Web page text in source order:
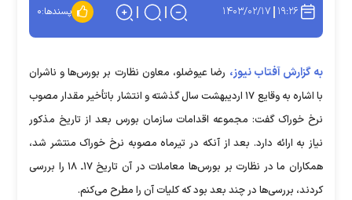
۱۹:۲۶ ۱۴۰۳/۰۲/۱۷ پسندها:۰
به گزارش آفتاب نیوز، رضا عیوضلو، معاون نظارت بر بورس‌ها و ناشران
با اشاره به وقایع ۱۷ اردیبهشت سال گذشته و انتشار باتأخیر مقدار مصوب
نرخ خوراک گفت: مجموعه اقدامات سازمان بورس بعد از تاریخ مذکور
نیاز به ارائه دارد. بعد از آنکه در تیرماه مصوبه نرخ خوراک منتشر شد،
همکاران ما در نظارت بر بورس‌ها معاملات در آن تاریخ ۱۷‌ـ ۱۸ را بررسی
کردند، بررسی‌ها در چند بعد بود که کلیات آن را مطرح می‌کنم.